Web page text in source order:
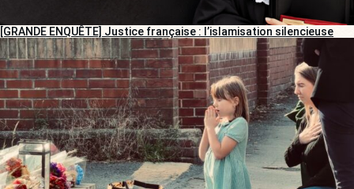
[GRANDE ENQUÊTE] Justice française : l’islamisation silencieuse